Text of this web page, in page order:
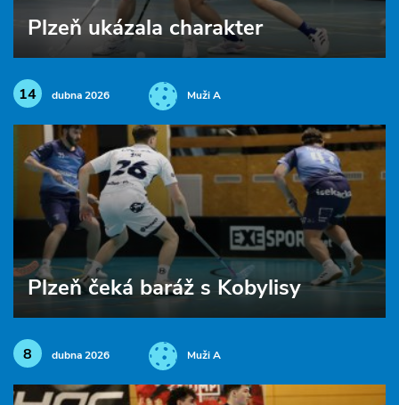
Plzeň ukázala charakter
14 dubna 2026 Muži A
Plzeň čeká baráž s Kobylisy
8 dubna 2026 Muži A